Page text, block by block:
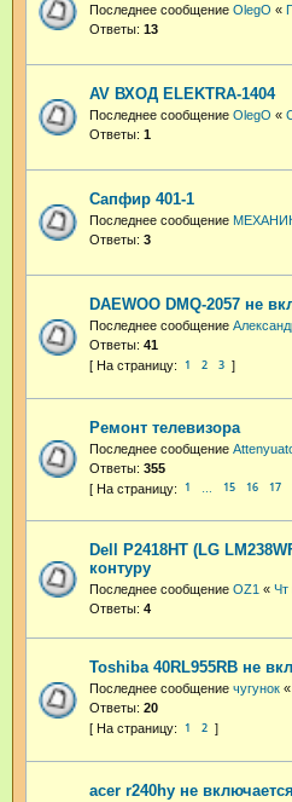
Последнее сообщение OlegO «
Ответы: 13
AV ВХОД ELEKTRA-1404
Последнее сообщение OlegO «
Ответы: 1
Сапфир 401-1
Последнее сообщение
Ответы: 3
DAEWOO DMQ-2057 не
Последнее сообщение
Ответы: 41
1 2 3
Ремонт телевизора
Последнее сообщение
Ответы: 355
1 15 16 17
Dell P2418HT (LG
контуру
Последнее сообщение OZ1 « Чт
Ответы: 4
Toshiba 40RL955RB не
Последнее сообщение чугунок «
Ответы: 20
1 2
acer r240hy не включается